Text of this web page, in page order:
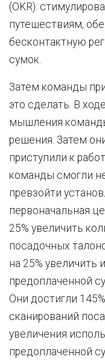
(OKR):
путешествиям,
бесконтактную
сумок.
Затем команды
это сделать. В
мышления
решения. Затем
приступили к
команды смогли
превзойти
первоначальная
25% увеличить
посадочных
на 25% увеличить
предоплаченной
Они достигли
сканирований
увеличения
предоплаченной